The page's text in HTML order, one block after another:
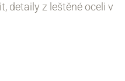
detaily z leštěné oceli v